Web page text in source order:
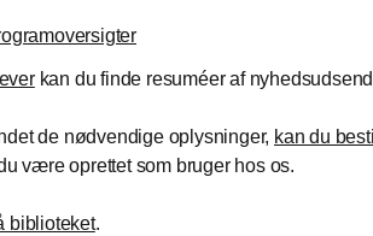
kan du finde resuméer af
de nødvendige oplysninger, kan du
være oprettet som bruger hos os.
biblioteket.